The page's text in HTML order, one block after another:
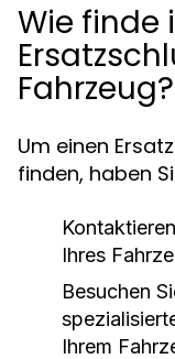
Wie finde
Fahrzeug?
Um einen
finden, haben
Ihres
Besuchen
Ihrem